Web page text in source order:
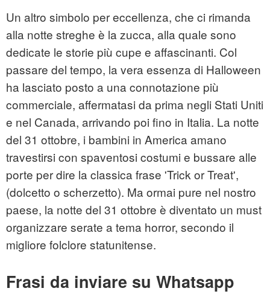
Un altro simbolo per eccellenza, che ci rimanda
alla notte streghe è la zucca, alla quale sono
dedicate le storie più cupe e affascinanti. Col
passare del tempo, la vera essenza di Halloween
ha lasciato posto a una connotazione più
commerciale, affermatasi da prima negli Stati Uniti
e nel Canada, arrivando poi fino in Italia. La notte
del 31 ottobre, i bambini in America amano
travestirsi con spaventosi costumi e bussare alle
porte per dire la classica frase 'Trick or Treat',
(dolcetto o scherzetto). Ma ormai pure nel nostro
paese, la notte del 31 ottobre è diventato un must
organizzare serate a tema horror, secondo il
migliore folclore statunitense.
Frasi da inviare su Whatsapp